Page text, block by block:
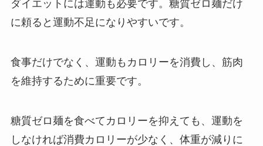
ダイエットには運動も必要です。糖質ゼロ麺だけ
に頼ると運動不足になりやすいです。
食事だけでなく、運動もカロリーを消費し、筋肉
を維持するために重要です。
糖質ゼロ麺を食べてカロリーを抑えても、運動を
しなければ消費カロリーが少なく、体重が減りに